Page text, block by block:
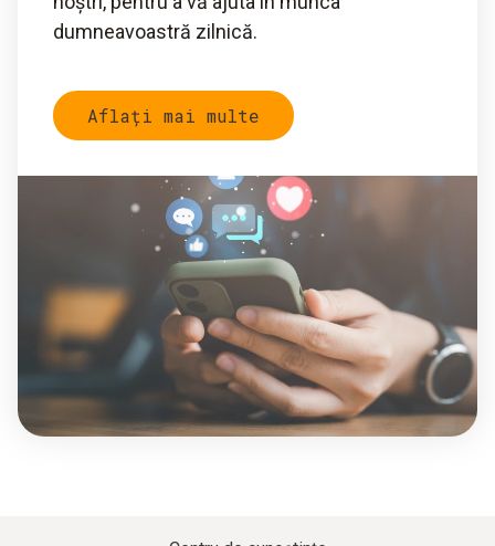
dumneavoastră zilnică.
Aflați mai multe